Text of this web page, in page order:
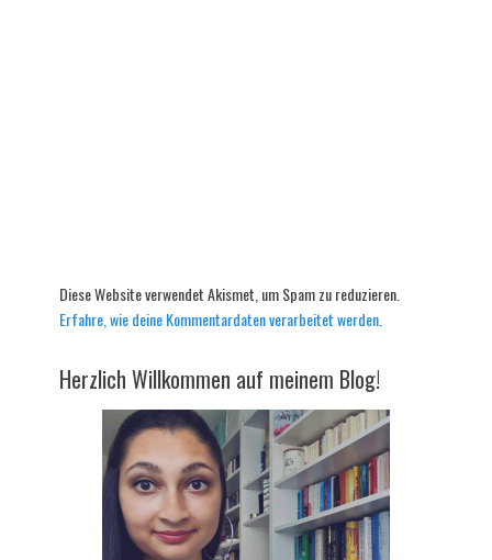
Diese Website verwendet Akismet, um Spam zu reduzieren.
Erfahre, wie deine Kommentardaten verarbeitet werden.
Herzlich Willkommen auf meinem Blog!